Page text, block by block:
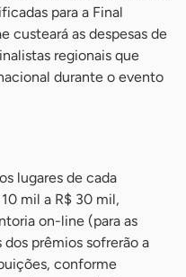
para a Final
custeará as despesas de
regionais que
durante o evento
lugares de cada
mil a R$ 30 mil,
on-line (para as
dos prêmios sofrerão a
conforme